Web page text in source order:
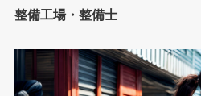
整備工場・整備士